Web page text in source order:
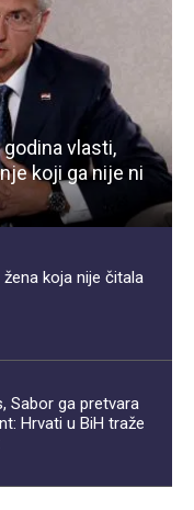
vlasti,
koji ga nije ni
koja nije čitala
Sabor ga pretvara
Hrvati u BiH traže